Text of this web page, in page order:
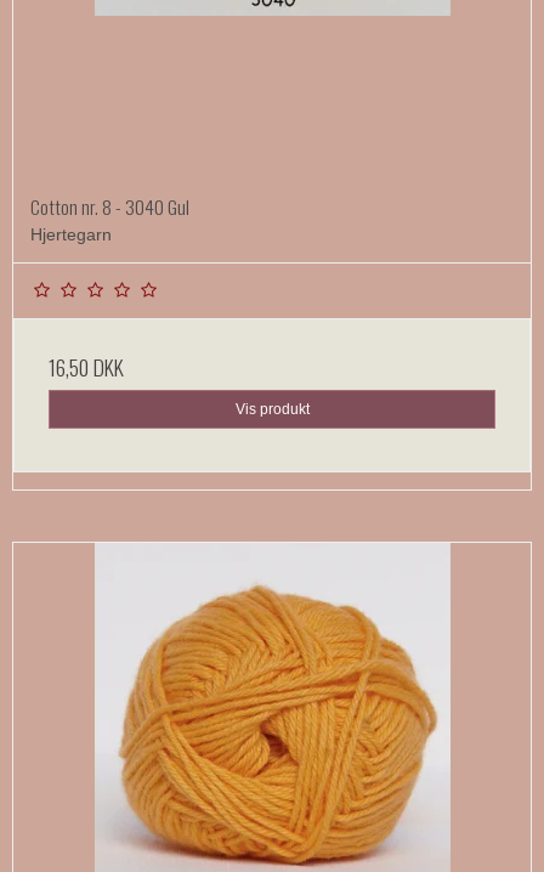
Cotton nr. 8 - 3040 Gul
Hjertegarn
16,50 DKK
Vis produkt